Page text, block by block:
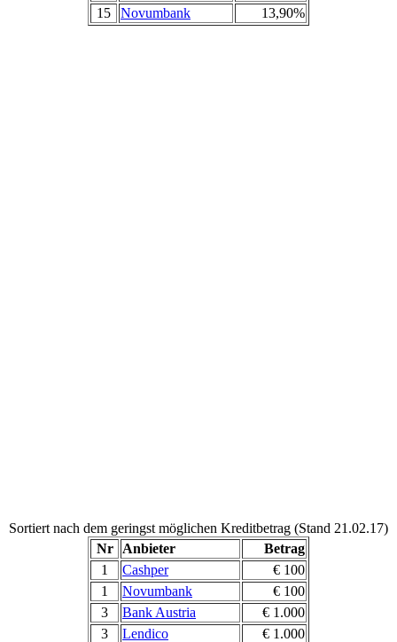
15
Novumbank 13,90%
Sortiert nach dem geringst möglichen Kreditbetrag (Stand 21.02.17)
Nr
Anbieter
Betrag
1
Cashper
€ 100
1
Novumbank
€ 100
3
Bank Austria
€ 1.000
3
Lendico
€ 1.000